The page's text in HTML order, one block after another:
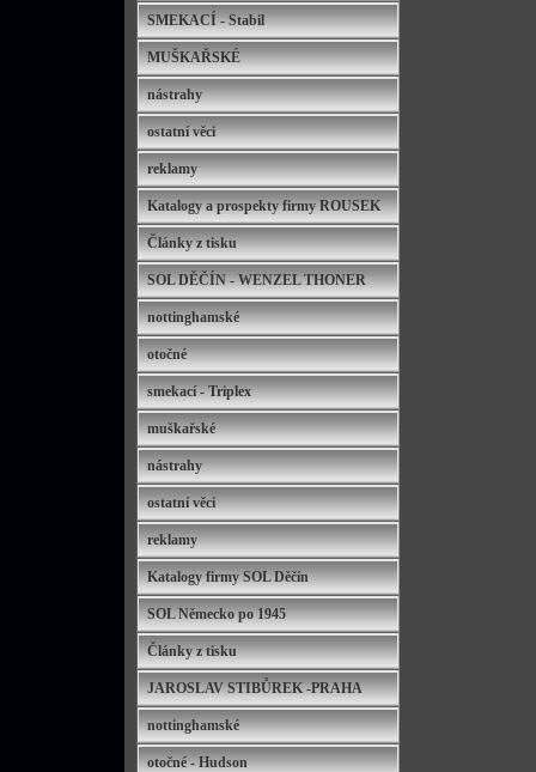
SMEKACÍ - Stabil
MUŠKAŘSKÉ
nástrahy
ostatní věci
reklamy
Katalogy a prospekty firmy ROUSEK
Články z tisku
SOL DĚČÍN - WENZEL THONER
nottinghamské
otočné
smekací - Triplex
muškařské
nástrahy
ostatní věci
reklamy
Katalogy firmy SOL Děčín
SOL Německo po 1945
Články z tisku
JAROSLAV STIBŮREK -PRAHA
nottinghamské
otočné - Hudson